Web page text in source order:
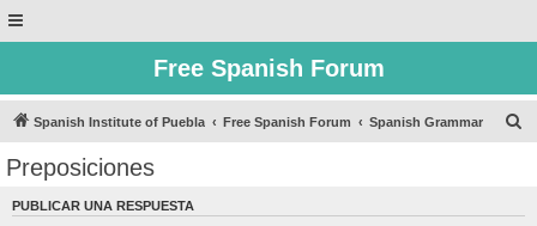
Free Spanish Forum
Spanish Institute of Puebla Free Spanish Forum Spanish Grammar
Preposiciones
PUBLICAR UNA RESPUESTA